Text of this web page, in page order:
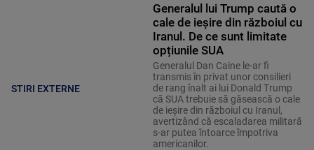
STIRI EXTERNE
Generalul lui Trump caută o
cale de ieșire din războiul cu
Iranul. De ce sunt limitate
opțiunile SUA
Generalul Dan Caine le-ar fi
transmis în privat unor consilieri
de rang înalt ai lui Donald Trump
că SUA trebuie să găsească o cale
de ieșire din războiul cu Iranul,
avertizând că escaladarea militară
s-ar putea întoarce împotriva
americanilor.